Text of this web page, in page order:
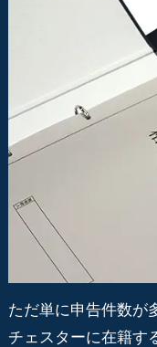
ただ単に申告件数が
チェスターに在籍す